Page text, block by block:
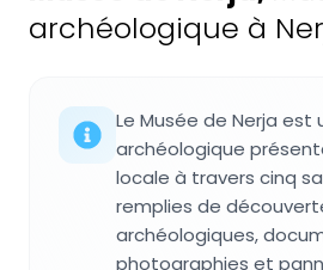
archéologique à
Le Musée de Nerja est
archéologique
locale à travers cinq
remplies de
archéologiques,
photographies et